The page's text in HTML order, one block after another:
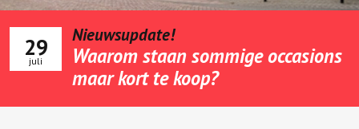
29
juli
Nieuwsupdate!
Waarom staan sommige occasions
maar kort te koop?